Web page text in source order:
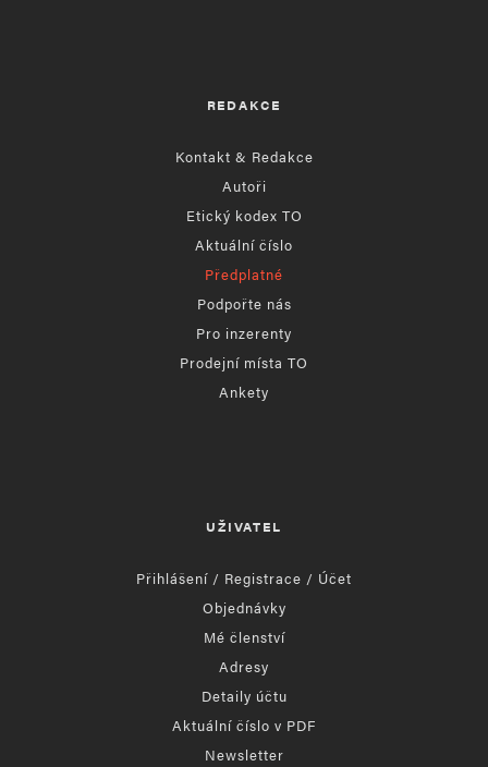
REDAKCE
Kontakt & Redakce
Autoři
Etický kodex TO
Aktuální číslo
Předplatné
Podpořte nás
Pro inzerenty
Prodejní místa TO
Ankety
UŽIVATEL
Přihlášení / Registrace / Účet
Objednávky
Mé členství
Adresy
Detaily účtu
Aktuální číslo v PDF
Newsletter